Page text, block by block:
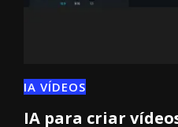
IA VÍDEOS
IA para criar